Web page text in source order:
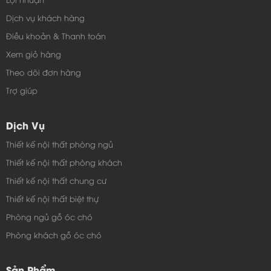
Kệ tivi gỗ ép giá rẻ hà nội – TC353 có thể lựa chọn bài
trí trong không gian căn phòng ngủ cũng như căn
phòng khách, nhưng hãy nên chú ý bài trí cho phù
chiếc kệ này luôn thể hiện được sự sang trọng và hài
hòa.
Dịch vụ khách hàng
Điều khoản & Thanh toán
Xem giỏ hàng
Theo dõi đơn hàng
Trợ giúp
Dịch Vụ
Thiết kế nội thất phòng ngủ
Thiết kế nội thất phòng khách
Thiết kế nội thất chung cư
Thiết kế nội thất biệt thự
Phòng ngủ gỗ óc chó
Phòng khách gỗ óc chó